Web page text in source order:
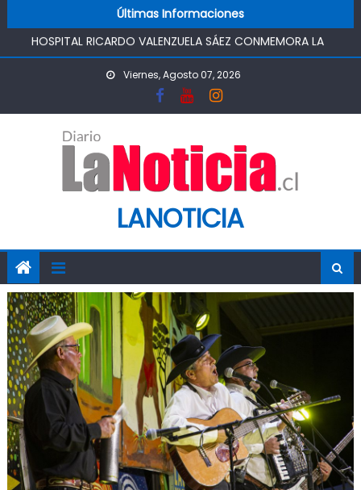
Últimas Informaciones
HOSPITAL RICARDO VALENZUELA SÁEZ CONMEMORA LA
SEMANA MUNDIAL DE LA LACTANCIA MATERNA
PROMOVIENDO UN COMIENZO DE VIDA SALUDABLE
IMPULSA AGUA DE AGROSUPER PERMITIRÁ LA
CONSTRUCCIÓN DE POZO DEL SSR CALIFORNIA Y
FORTALECERA EL ABASTECIMIENTO DE AGUA POTABLE DE LA
COMUNIDAD
MINISTRO DE AGRICULTURA REALIZA GIRA POR CINCO
REGIONES PARA MONITOREAR EFECTOS DEL SISTEMA
FRONTAL Y APOYAR AL SECTOR AGRÍCOLA
PASO PEHUENCHE AVANZA COMO ALTERNATIVA
ESTRATÉGICA A LOS LIBERTADORES
SIGUEN LOS CIERRES DE PROSTÍBULOS CLANDESTINOS EN
RANCAGUA: NUEVO OPERATIVO DEJA UN RECINTO
CLAUSURADO Y OTRO CON PROHIBICIÓN DE
FUNCIONAMIENTO
Viernes, Agosto 07, 2026
LANOTICIA